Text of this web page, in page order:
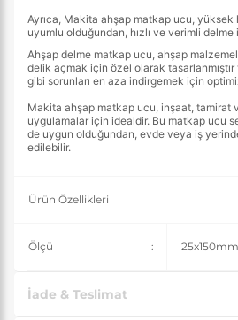
Ayrıca, Makita ahşap matkap ucu, yüksek
uyumlu olduğundan, hızlı ve verimli
Ahşap delme matkap ucu, ahşap
delik açmak için özel olarak
gibi sorunları en aza indirgemek için
Makita ahşap matkap ucu, inşaat, tamirat
uygulamalar için idealdir. Bu matkap ucu
de uygun olduğundan, evde veya iş
edilebilir.
Ürün Özellikleri
Ölçü : 25x150mm
İade & Teslimat